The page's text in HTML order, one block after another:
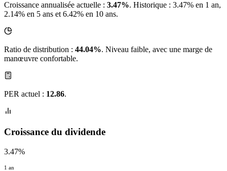
Croissance annualisée actuelle : 3.47%. Historique : 3.47% en 1 an,
2.14% en 5 ans et 6.42% en 10 ans.
Ratio de distribution : 44.04%. Niveau faible, avec une marge de
manœuvre confortable.
PER actuel : 12.86.
Croissance du dividende
3.47%
1 an